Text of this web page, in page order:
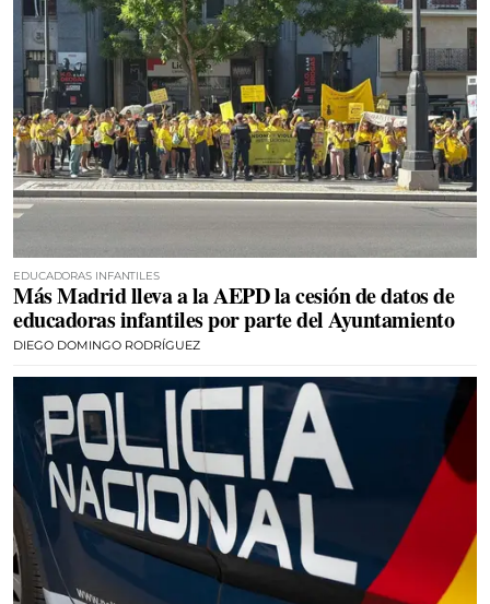
EDUCADORAS INFANTILES
Más Madrid lleva a la AEPD la cesión de datos de
educadoras infantiles por parte del Ayuntamiento
DIEGO DOMINGO RODRÍGUEZ